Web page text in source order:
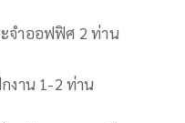
จำออฟฟิศ 2 ท่าน
งาน 1-2 ท่าน